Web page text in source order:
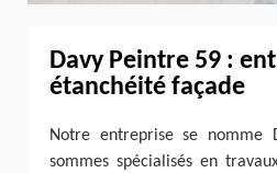
Davy Peintre 59 :
étanchéité façade
Notre entreprise se nomme
sommes spécialisés en